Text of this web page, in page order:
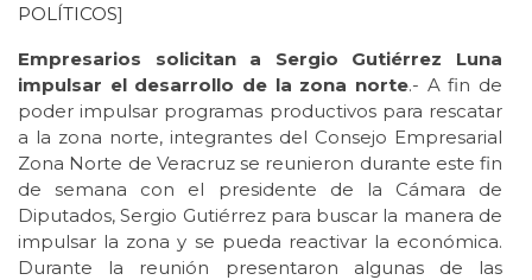
POLÍTICOS]
Empresarios solicitan a Sergio Gutiérrez Luna
impulsar el desarrollo de la zona norte.- A fin de
poder impulsar programas productivos para rescatar
a la zona norte, integrantes del Consejo Empresarial
Zona Norte de Veracruz se reunieron durante este fin
de semana con el presidente de la Cámara de
Diputados, Sergio Gutiérrez para buscar la manera de
impulsar la zona y se pueda reactivar la económica.
Durante la reunión presentaron algunas de las